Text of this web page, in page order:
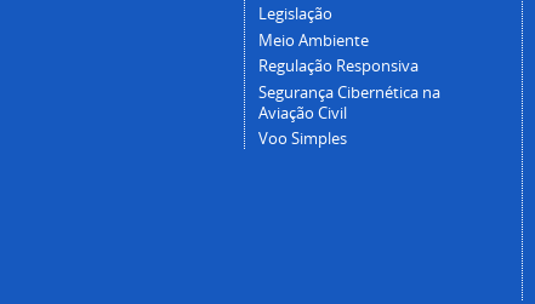
Legislação
Meio Ambiente
Regulação Responsiva
Segurança Cibernética na
Aviação Civil
Voo Simples